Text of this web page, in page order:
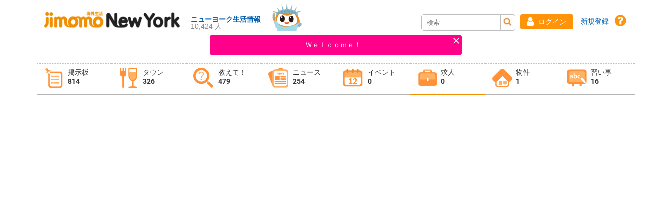
ニューヨーク生活情報
10,424 人
ログイン 新規登録
Ｗｅｌｃｏｍｅ！
掲示板
814
タウン
326
教えて！
479
ニュース
254
イベント
0
求人
0
物件
1
習い事
16
タウン情報